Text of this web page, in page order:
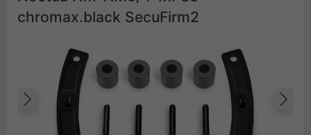
chromax.black SecuFirm2
Poprzedni